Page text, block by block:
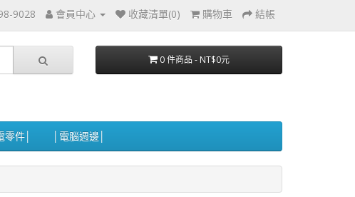
9028 會員中心 收藏清單(0) 購物車 結帳
0 件商品 - NT$0元
零件│ │電腦週邊│